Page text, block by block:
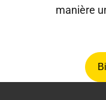
manière